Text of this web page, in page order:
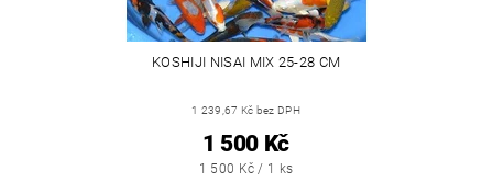
KOSHIJI NISAI MIX 25-28 CM
1 239,67 Kč bez DPH
1 500 Kč
1 500 Kč / 1 ks